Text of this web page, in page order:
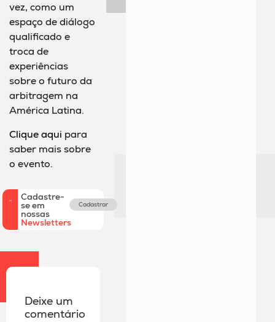
vez, como um
espaço de diálogo
qualificado e
troca de
experiências
sobre o futuro da
arbitragem na
América Latina.
Clique aqui para
saber mais sobre
o evento.
Cadastre-
se em
nossas
Newsletters
Cadastrar
Deixe um
comentário